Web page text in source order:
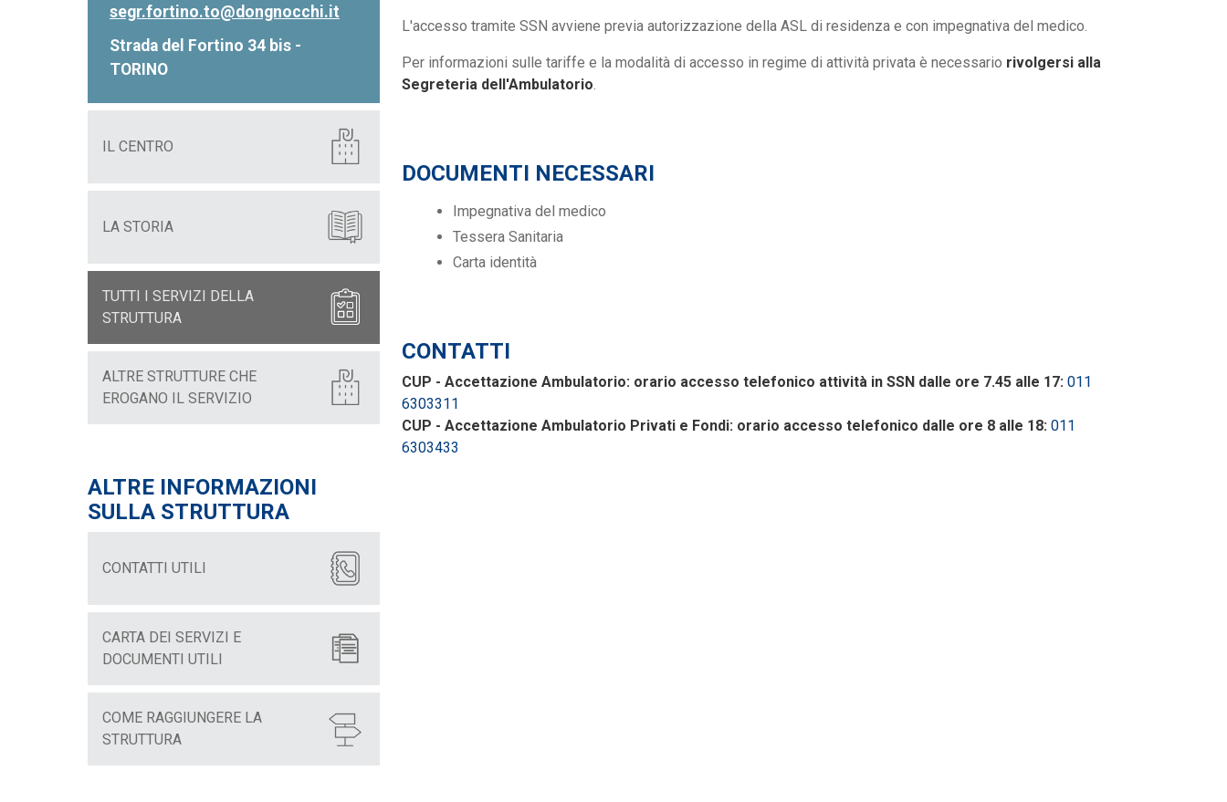
segr.fortino.to@dongnocchi.it
Strada del Fortino 34 bis -
TORINO
IL CENTRO
LA STORIA
TUTTI I SERVIZI DELLA
STRUTTURA
ALTRE STRUTTURE CHE
EROGANO IL SERVIZIO
ALTRE INFORMAZIONI
SULLA STRUTTURA
CONTATTI UTILI
CARTA DEI SERVIZI E
DOCUMENTI UTILI
COME RAGGIUNGERE LA
STRUTTURA
L'accesso tramite SSN avviene previa autorizzazione della ASL di residenza e con impegnativa del medico.
Per informazioni sulle tariffe e la modalità di accesso in regime di attività privata è necessario rivolgersi alla
Segreteria dell'Ambulatorio.
DOCUMENTI NECESSARI
Impegnativa del medico
Tessera Sanitaria
Carta identità
CONTATTI
CUP - Accettazione Ambulatorio: orario accesso telefonico attività in SSN dalle ore 7.45 alle 17: 011
6303311
CUP - Accettazione Ambulatorio Privati e Fondi: orario accesso telefonico dalle ore 8 alle 18: 011
6303433